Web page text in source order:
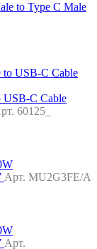
to Type C Male
USB-C Cable
60125_
Арт. MU2G3FE/A
Арт.